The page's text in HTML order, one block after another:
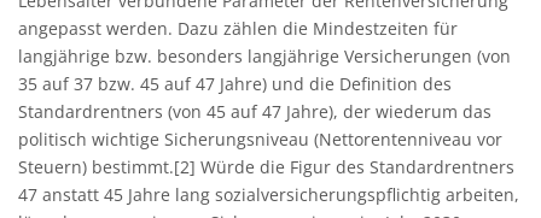
angepasst werden. Dazu zählen die Mindestzeiten für
langjährige bzw. besonders langjährige Versicherungen (von
35 auf 37 bzw. 45 auf 47 Jahre) und die Definition des
Standardrentners (von 45 auf 47 Jahre), der wiederum das
politisch wichtige Sicherungsniveau (Nettorentenniveau vor
Steuern) bestimmt.[2] Würde die Figur des Standardrentners
47 anstatt 45 Jahre lang sozialversicherungspflichtig arbeiten,